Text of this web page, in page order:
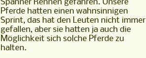
Spänner Rennen gefahren. Unsere
Pferde hatten einen wahnsinnigen
Sprint, das hat den Leuten nicht immer
gefallen, aber sie hatten ja auch die
Möglichkeit sich solche Pferde zu
halten.